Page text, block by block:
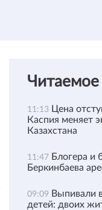
Читаемое
11:13 Цена
Каспия меняет
Казахстана
11:47 Блогера
Беркинбаева
09:09 Выпивали
детей: двоих